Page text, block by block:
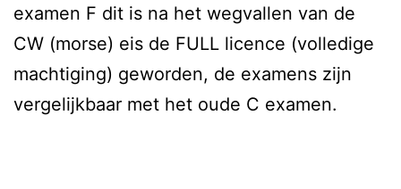
examen F dit is na het wegvallen van de
CW (morse) eis de FULL licence (volledige
machtiging) geworden, de examens zijn
vergelijkbaar met het oude C examen.